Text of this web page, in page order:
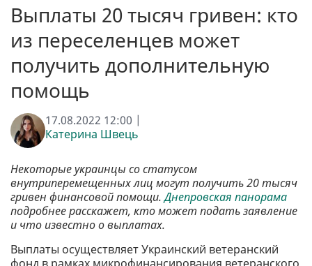
Выплаты 20 тысяч гривен: кто
из переселенцев может
получить дополнительную
помощь
17.08.2022 12:00 |
Катерина Швець
Некоторые украинцы со статусом
внутриперемещенных лиц могут получить 20 тысяч
гривен финансовой помощи.Днепровская панорама
подробнее расскажет, кто может подать заявление
и что известно о выплатах.
Выплаты осуществляет Украинский ветеранский